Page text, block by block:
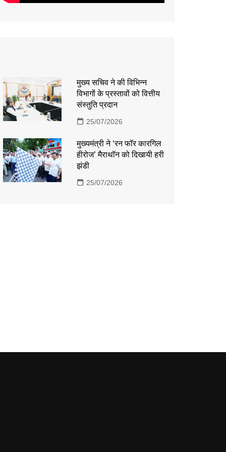
मुख्य सचिव ने की विभिन्न
विभागों के प्रस्तावों को वित्तीय
संस्तुति प्रदान
25/07/2026
मुख्यमंत्री ने ‘रन फॉर कारगिल
हीरोज’ मैराथॉन को दिखायी हरी
झंडी
25/07/2026